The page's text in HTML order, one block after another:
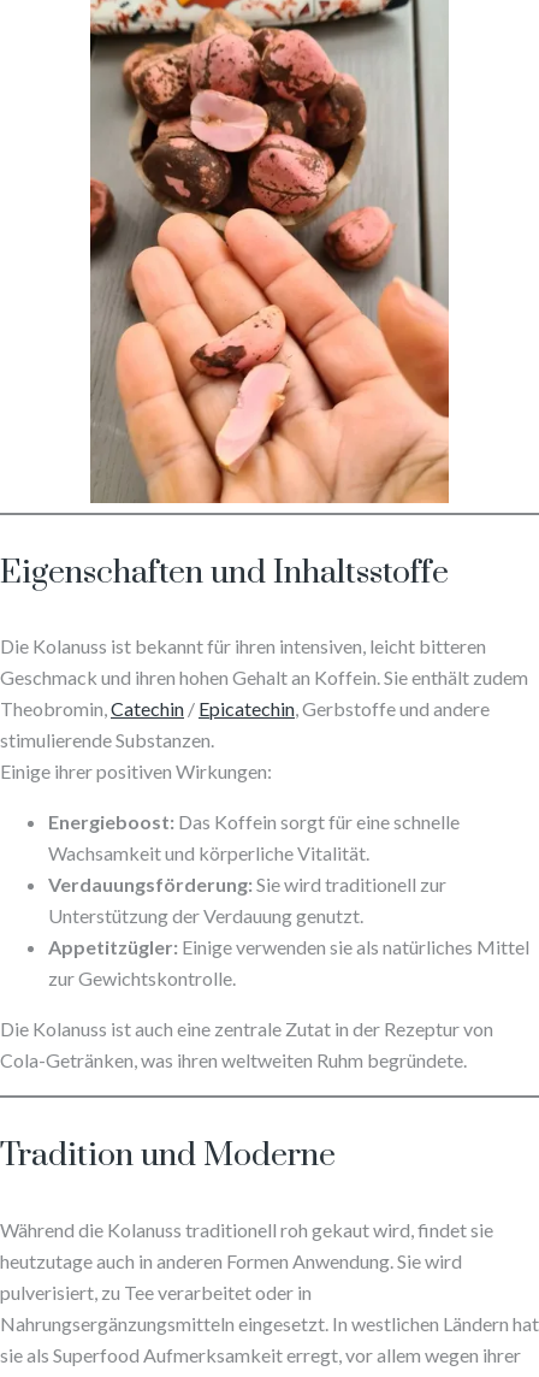
Eigenschaften und Inhaltsstoffe
Die Kolanuss ist bekannt für ihren intensiven, leicht bitteren
Geschmack und ihren hohen Gehalt an Koffein. Sie enthält zudem
Theobromin,Catechin / Epicatechin, Gerbstoffe und andere
stimulierende Substanzen.
Einige ihrer positiven Wirkungen:
Energieboost: Das Koffein sorgt für eine schnelle
Wachsamkeit und körperliche Vitalität.
Verdauungsförderung: Sie wird traditionell zur
Unterstützung der Verdauung genutzt.
Appetitzügler: Einige verwenden sie als natürliches Mittel
zur Gewichtskontrolle.
Die Kolanuss ist auch eine zentrale Zutat in der Rezeptur von
Cola-Getränken, was ihren weltweiten Ruhm begründete.
Tradition und Moderne
Während die Kolanuss traditionell roh gekaut wird, findet sie
heutzutage auch in anderen Formen Anwendung. Sie wird
pulverisiert, zu Tee verarbeitet oder in
Nahrungsergänzungsmitteln eingesetzt. In westlichen Ländern hat
sie als Superfood Aufmerksamkeit erregt, vor allem wegen ihrer